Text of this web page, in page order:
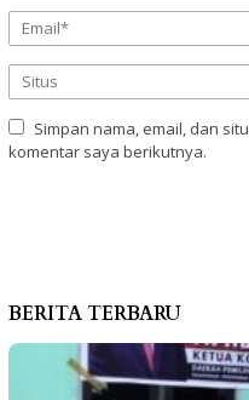
Simpan nama, email, dan
komentar saya berikutnya.
BERITA TERBARU